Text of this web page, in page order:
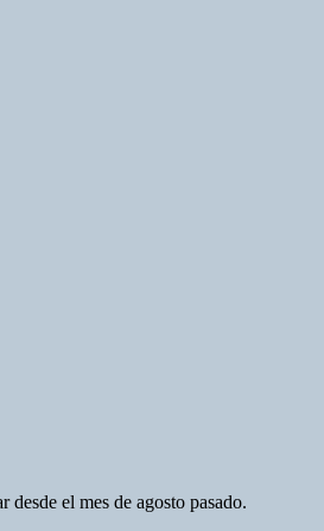
el mes de agosto pasado.